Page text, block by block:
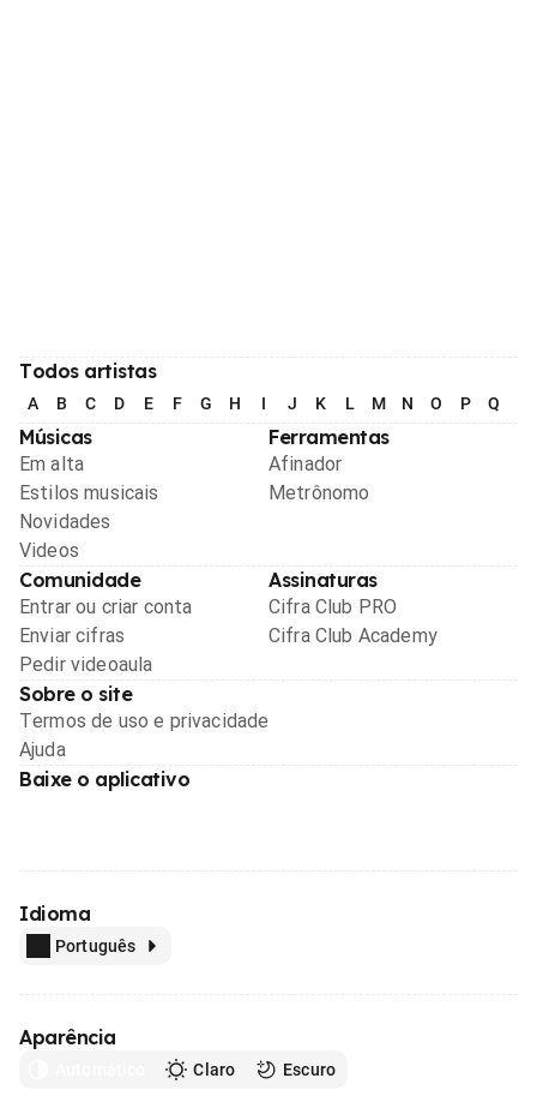
Todos artistas
A B C D E F G H I J K L M N O P Q
Músicas
Em alta
Estilos musicais
Novidades
Videos
Ferramentas
Afinador
Metrônomo
Comunidade
Entrar ou criar conta
Enviar cifras
Pedir videoaula
Assinaturas
Cifra Club PRO
Cifra Club Academy
Sobre o site
Termos de uso e privacidade
Ajuda
Baixe o aplicativo
Idioma
Português
Aparência
Claro Escuro